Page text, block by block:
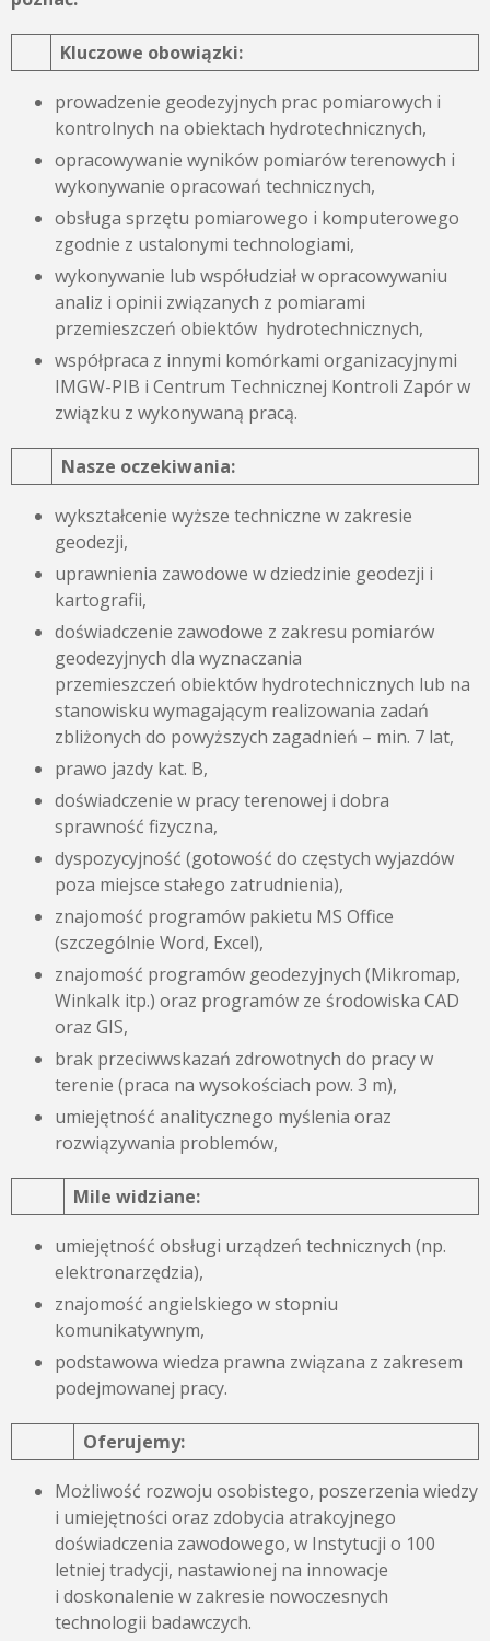
Kluczowe obowiązki:
prowadzenie geodezyjnych prac pomiarowych i
kontrolnych na obiektach hydrotechnicznych,
opracowywanie wyników pomiarów terenowych i
wykonywanie opracowań technicznych,
obsługa sprzętu pomiarowego i komputerowego
zgodnie z ustalonymi technologiami,
wykonywanie lub współudział w opracowywaniu
analiz i opinii związanych z pomiarami
przemieszczeń obiektów hydrotechnicznych,
współpraca z innymi komórkami organizacyjnymi
IMGW-PIB i Centrum Technicznej Kontroli Zapór w
związku z wykonywaną pracą.
Nasze oczekiwania:
wykształcenie wyższe techniczne w zakresie
geodezji,
uprawnienia zawodowe w dziedzinie geodezji i
kartografii,
doświadczenie zawodowe z zakresu pomiarów
geodezyjnych dla wyznaczania
przemieszczeń obiektów hydrotechnicznych lub na
stanowisku wymagającym realizowania zadań
zbliżonych do powyższych zagadnień – min. 7 lat,
prawo jazdy kat. B,
doświadczenie w pracy terenowej i dobra
sprawność fizyczna,
dyspozycyjność (gotowość do częstych wyjazdów
poza miejsce stałego zatrudnienia),
znajomość programów pakietu MS Office
(szczególnie Word, Excel),
znajomość programów geodezyjnych (Mikromap,
Winkalk itp.) oraz programów ze środowiska CAD
oraz GIS,
brak przeciwwskazań zdrowotnych do pracy w
terenie (praca na wysokościach pow. 3 m),
umiejętność analitycznego myślenia oraz
rozwiązywania problemów,
Mile widziane:
umiejętność obsługi urządzeń technicznych (np.
elektronarzędzia),
znajomość angielskiego w stopniu
komunikatywnym,
podstawowa wiedza prawna związana z zakresem
podejmowanej pracy.
Oferujemy:
Możliwość rozwoju osobistego, poszerzenia wiedzy
i umiejętności oraz zdobycia atrakcyjnego
doświadczenia zawodowego, w Instytucji o 100
letniej tradycji, nastawionej na innowacje
i doskonalenie w zakresie nowoczesnych
technologii badawczych.